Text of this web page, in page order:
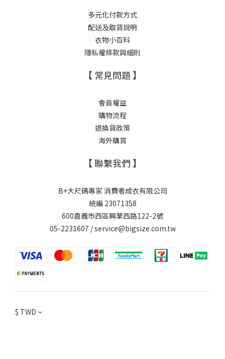
多元化付款方式
配送及取貨說明
衣物小百科
隱私權條款與細則
【 常見問題 】
會員權益
購物流程
退換貨政策
海外購買
【 聯繫我們 】
B+大尺碼專家 消費者成衣有限公司
統編 23071358
600嘉義市西區興業西路122-2號
05-2231607 / service@bigsize.com.tw
$ TWD